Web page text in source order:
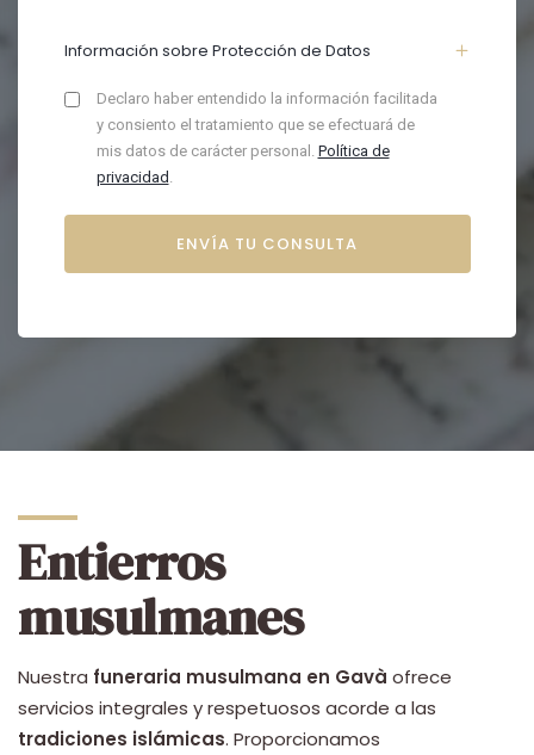
Información sobre Protección de Datos
Declaro haber entendido la información facilitada
y consiento el tratamiento que se efectuará de
mis datos de carácter personal. Política de
privacidad .
Entierros
musulmanes
Nuestra funeraria musulmana en Gavà ofrece
servicios integrales y respetuosos acorde a las
tradiciones islámicas. Proporcionamos